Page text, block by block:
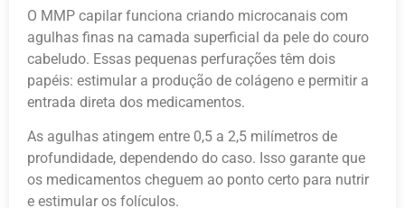
O MMP capilar funciona criando microcanais com
agulhas finas na camada superficial da pele do couro
cabeludo. Essas pequenas perfurações têm dois
papéis: estimular a produção de colágeno e permitir a
entrada direta dos medicamentos.
As agulhas atingem entre 0,5 a 2,5 milímetros de
profundidade, dependendo do caso. Isso garante que
os medicamentos cheguem ao ponto certo para nutrir
e estimular os folículos.